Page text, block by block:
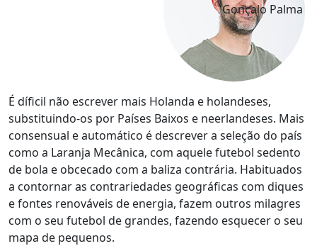
Gonçalo Palma
É díficil não escrever mais Holanda e holandeses,
substituindo-os por Países Baixos e neerlandeses. Mais
consensual e automático é descrever a seleção do país
como a Laranja Mecânica, com aquele futebol sedento
de bola e obcecado com a baliza contrária. Habituados
a contornar as contrariedades geográficas com diques
e fontes renováveis de energia, fazem outros milagres
com o seu futebol de grandes, fazendo esquecer o seu
mapa de pequenos.